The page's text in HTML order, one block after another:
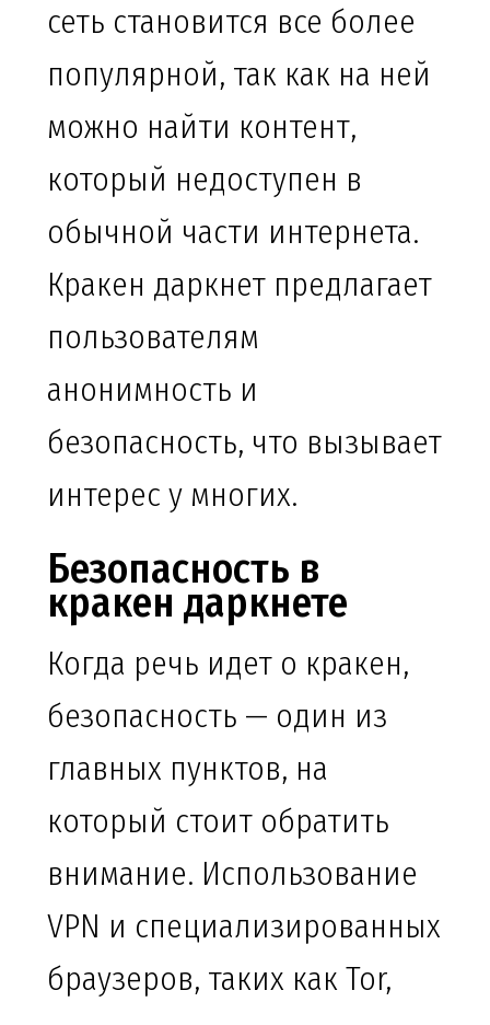
сеть становится все более
популярной, так как на ней
можно найти контент,
который недоступен в
обычной части интернета.
Кракен даркнет предлагает
пользователям
анонимность и
безопасность, что вызывает
интерес у многих.
Безопасность в
кракен даркнете
Когда речь идет о кракен,
безопасность — один из
главных пунктов, на
который стоит обратить
внимание. Использование
VPN и специализированных
браузеров, таких как Tor,